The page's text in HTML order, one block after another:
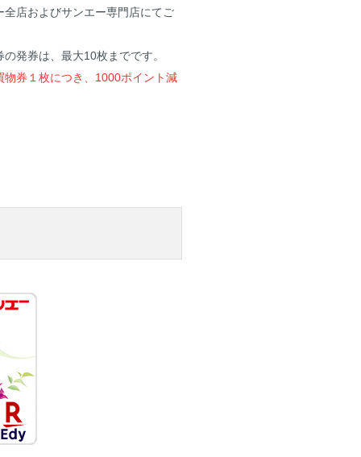
店およびサンエー専門店にてご
発券は、最大10枚までです。
券１枚につき、1000ポイント減